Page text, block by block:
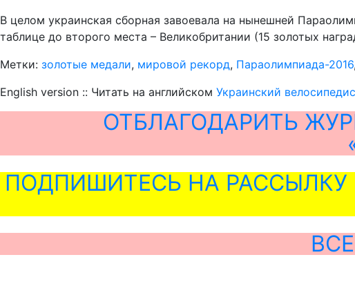
В целом украинская сборная завоевала на нынешней
таблице до второго места – Великобритании (15 золотых
Метки: золотые медали, мировой рекорд, Параолимпиада-2016,
English version :: Читать на английском Украинский
ОТБЛАГОДАРИТЬ
ПОДПИШИТЕСЬ НА